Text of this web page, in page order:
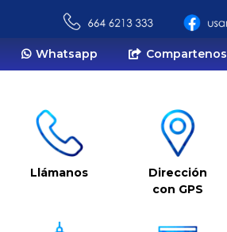
Whatsapp Compartenos
Llámanos
Dirección
con GPS